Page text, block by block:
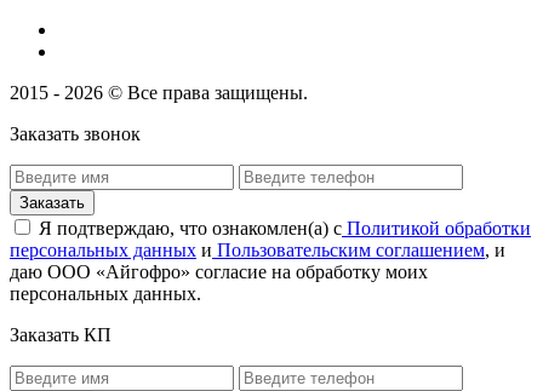
2015 - 2026 © Все права защищены.
Заказать звонок
Я подтверждаю, что ознакомлен(а) с Политикой обработки
персональных данных и Пользовательским соглашением, и
даю ООО «Айгофро» согласие на обработку моих
персональных данных.
Заказать КП